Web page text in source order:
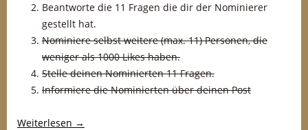
Beantworte die 11 Fragen die dir der Nominierer
gestellt hat.
Nominiere selbst weitere (max. 11) Personen, die
weniger als 1000 Likes haben.
Stelle deinen Nominierten 11 Fragen.
Informiere die Nominierten über deinen Post
Weiterlesen →